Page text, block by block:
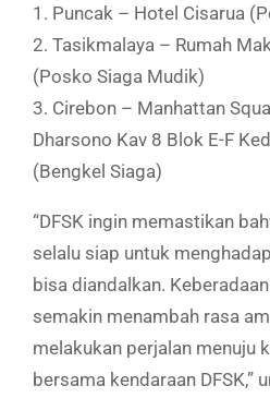
1. Puncak – Hotel Cisarua
2. Tasikmalaya – Rumah
(Posko Siaga Mudik)
3. Cirebon – Manhattan
Dharsono Kav 8 Blok E-F
(Bengkel Siaga)
“DFSK ingin memastikan
selalu siap untuk
bisa diandalkan.
semakin menambah rasa
melakukan perjalan menuju
bersama kendaraan DFSK,”